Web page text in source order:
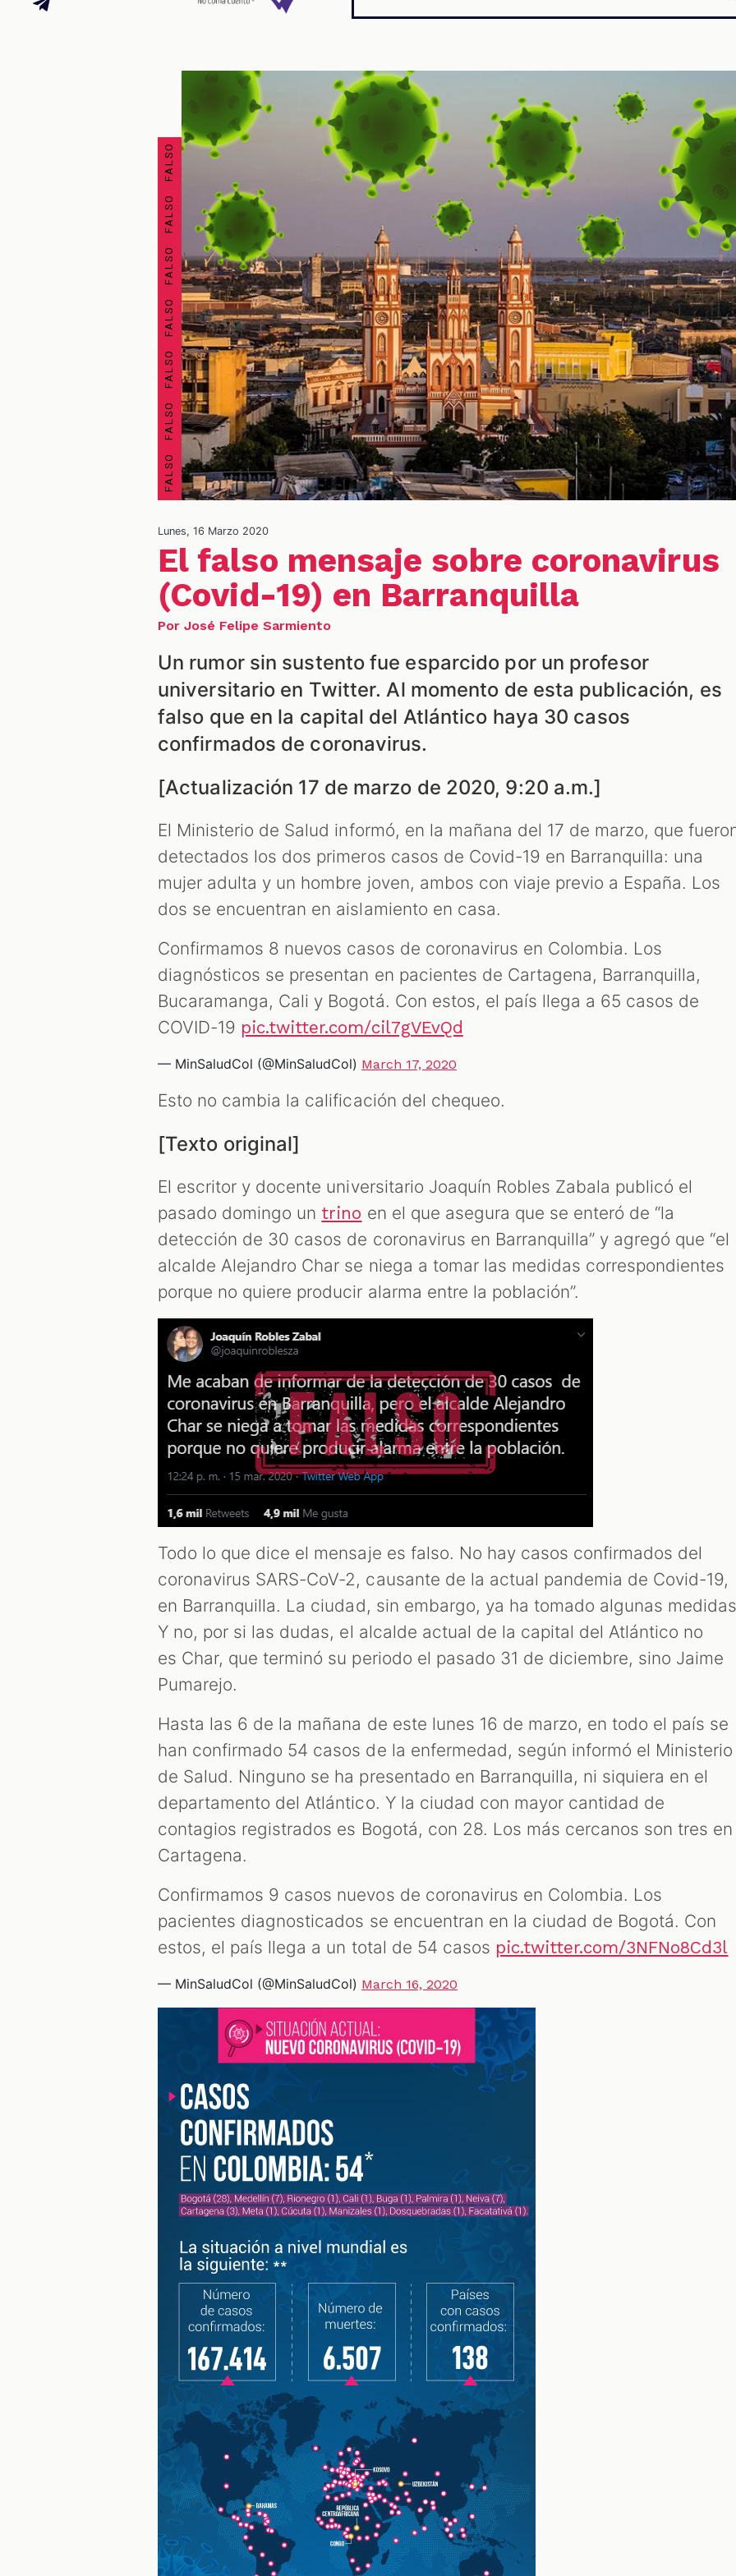
FALSO FALSO FALSO FALSO FALSO FALSO FALSO FALSO
Lunes, 16 Marzo 2020
El falso mensaje sobre coronavirus
(Covid-19) en Barranquilla
Por José Felipe Sarmiento
Un rumor sin sustento fue esparcido por un profesor
universitario en Twitter. Al momento de esta publicación, es
falso que en la capital del Atlántico haya 30 casos
confirmados de coronavirus.
[Actualización 17 de marzo de 2020, 9:20 a.m.]
El Ministerio de Salud informó, en la mañana del 17 de marzo, que
detectados los dos primeros casos de Covid-19 en Barranquilla: una
mujer adulta y un hombre joven, ambos con viaje previo a España. Los
dos se encuentran en aislamiento en casa.
Confirmamos 8 nuevos casos de coronavirus en Colombia. Los
diagnósticos se presentan en pacientes de Cartagena, Barranquilla,
Bucaramanga, Cali y Bogotá. Con estos, el país llega a 65 casos de
COVID-19 pic.twitter.com/cil7gVEvQd
— MinSaludCol (@MinSaludCol) March 17, 2020
Esto no cambia la calificación del chequeo.
[Texto original]
El escritor y docente universitario Joaquín Robles Zabala publicó el
pasado domingo un trino en el que asegura que se enteró de “la
detección de 30 casos de coronavirus en Barranquilla” y agregó que “el
alcalde Alejandro Char se niega a tomar las medidas correspondientes
porque no quiere producir alarma entre la población”.
Todo lo que dice el mensaje es falso. No hay casos confirmados del
coronavirus SARS-CoV-2, causante de la actual pandemia de Covid-19,
en Barranquilla. La ciudad, sin embargo, ya ha tomado algunas
Y no, por si las dudas, el alcalde actual de la capital del Atlántico no
es Char, que terminó su periodo el pasado 31 de diciembre, sino Jaime
Pumarejo.
Hasta las 6 de la mañana de este lunes 16 de marzo, en todo el país se
han confirmado 54 casos de la enfermedad, según informó el Ministerio
de Salud. Ninguno se ha presentado en Barranquilla, ni siquiera en el
departamento del Atlántico. Y la ciudad con mayor cantidad de
contagios registrados es Bogotá, con 28. Los más cercanos son tres en
Cartagena.
Confirmamos 9 casos nuevos de coronavirus en Colombia. Los
pacientes diagnosticados se encuentran en la ciudad de Bogotá. Con
estos, el país llega a un total de 54 casos pic.twitter.com/3NFNo8Cd3l
— MinSaludCol (@MinSaludCol) March 16, 2020